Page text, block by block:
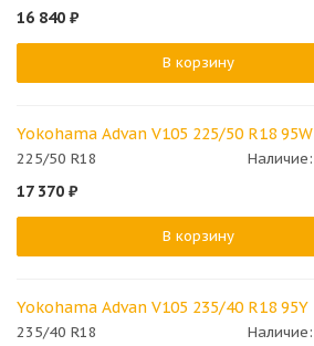
16 840 ₽
В корзину
Yokohama Advan V105 225/50 R18 95W
225/50 R18 Наличие:
17 370 ₽
В корзину
Yokohama Advan V105 235/40 R18 95Y
235/40 R18 Наличие: